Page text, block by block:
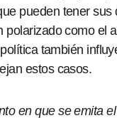
pueden tener sus
polarizado como el
también
estos casos.
en que se emita